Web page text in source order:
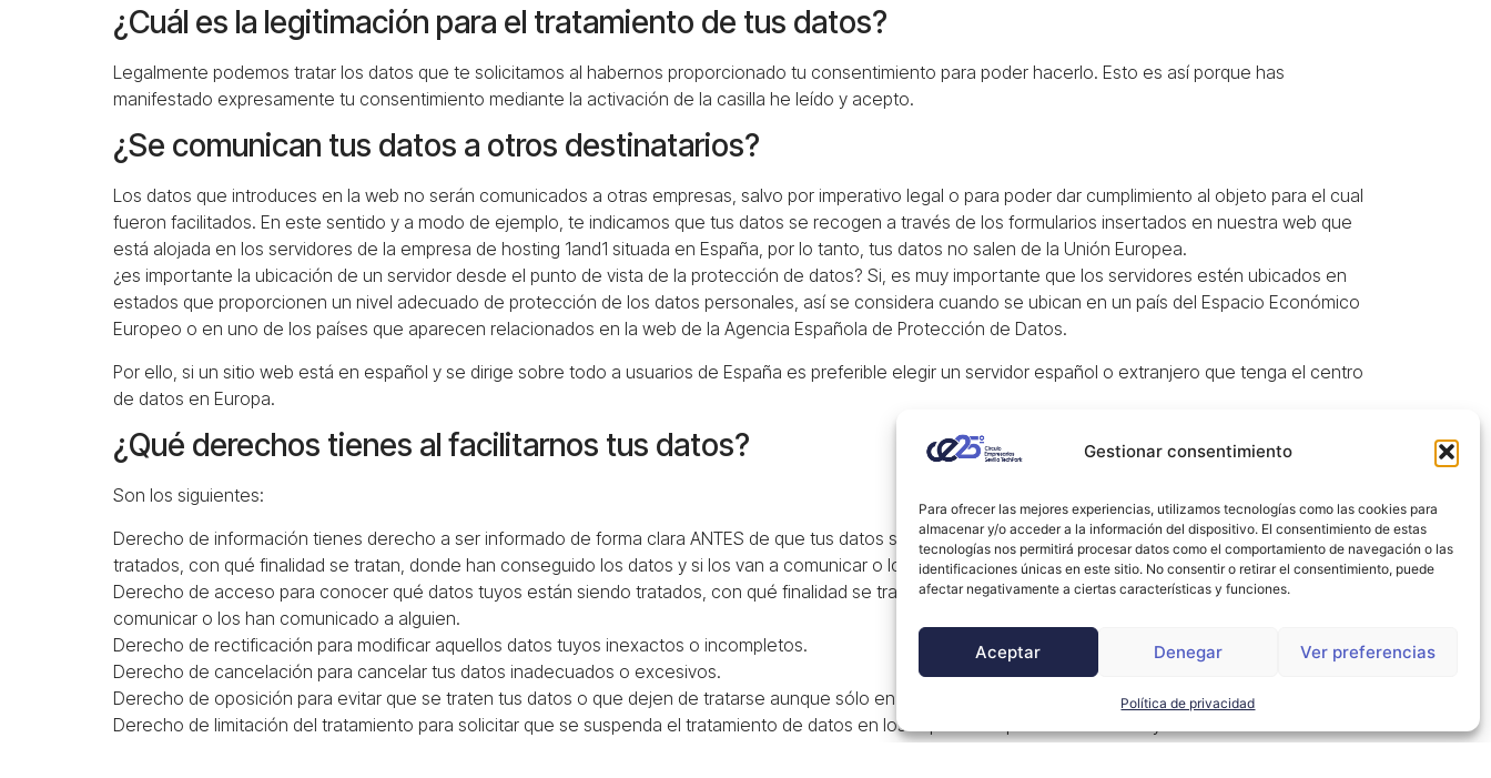
Gestionar consentimiento
Para ofrecer las mejores experiencias, utilizamos tecnologías como las cookies para
almacenar y/o acceder a la información del dispositivo. El consentimiento de estas
tecnologías nos permitirá procesar datos como el comportamiento de navegación o las
identificaciones únicas en este sitio. No consentir o retirar el consentimiento, puede
afectar negativamente a ciertas características y funciones.
Aceptar Denegar Ver preferencias
Política de privacidad
¿Cuál es la legitimación para el tratamiento de tus datos?
Legalmente podemos tratar los datos que te solicitamos al habernos proporcionado tu consentimiento para poder hacerlo. Esto es así porque has
manifestado expresamente tu consentimiento mediante la activación de la casilla he leído y acepto.
¿Se comunican tus datos a otros destinatarios?
Los datos que introduces en la web no serán comunicados a otras empresas, salvo por imperativo legal o para poder dar cumplimiento al objeto para el cual
fueron facilitados. En este sentido y a modo de ejemplo, te indicamos que tus datos se recogen a través de los formularios insertados en nuestra web que
está alojada en los servidores de la empresa de hosting 1and1 situada en España, por lo tanto, tus datos no salen de la Unión Europea.
¿es importante la ubicación de un servidor desde el punto de vista de la protección de datos? Si, es muy importante que los servidores estén ubicados en
estados que proporcionen un nivel adecuado de protección de los datos personales, así se considera cuando se ubican en un país del Espacio Económico
Europeo o en uno de los países que aparecen relacionados en la web de la Agencia Española de Protección de Datos.
Por ello, si un sitio web está en español y se dirige sobre todo a usuarios de España es preferible elegir un servidor español o extranjero que tenga el centro
de datos en Europa.
¿Qué derechos tienes al facilitarnos tus datos?
Son los siguientes:
Derecho de información tienes derecho a ser informado de forma clara ANTES de que tus datos sean recogidos sobre qué datos tuyos están siendo
tratados, con qué finalidad se tratan, donde han conseguido los datos y si los van a comunicar o los han comunicado a alguien.
Derecho de acceso para conocer qué datos tuyos están siendo tratados, con qué finalidad se tratan, donde han conseguido los datos y si los van a
comunicar o los han comunicado a alguien.
Derecho de rectificación para modificar aquellos datos tuyos inexactos o incompletos.
Derecho de cancelación para cancelar tus datos inadecuados o excesivos.
Derecho de oposición para evitar que se traten tus datos o que dejen de tratarse aunque sólo en los supuestos que establece la ley.
Derecho de limitación del tratamiento para solicitar que se suspenda el tratamiento de datos en los supuestos que establece la ley.